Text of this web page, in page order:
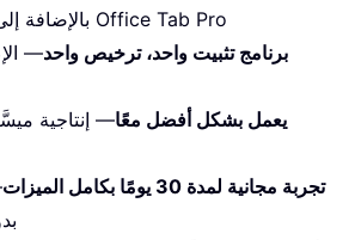
وPowerPoint بالإضافة إلى Office Tab Pro
برنامج تثبيت واحد، ترخيص واحد—
يعمل بشكل أفضل معًا— إنتاجية
تجربة مجانية لمدة 30 يومًا بكامل الميزات